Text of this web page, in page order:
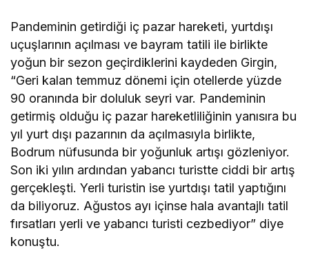
Pandeminin getirdiği iç pazar hareketi, yurtdışı
uçuşlarının açılması ve bayram tatili ile birlikte
yoğun bir sezon geçirdiklerini kaydeden Girgin,
“Geri kalan temmuz dönemi için otellerde yüzde
90 oranında bir doluluk seyri var. Pandeminin
getirmiş olduğu iç pazar hareketliliğinin yanısıra bu
yıl yurt dışı pazarının da açılmasıyla birlikte,
Bodrum nüfusunda bir yoğunluk artışı gözleniyor.
Son iki yılın ardından yabancı turistte ciddi bir artış
gerçekleşti. Yerli turistin ise yurtdışı tatil yaptığını
da biliyoruz. Ağustos ayı içinse hala avantajlı tatil
fırsatları yerli ve yabancı turisti cezbediyor” diye
konuştu.